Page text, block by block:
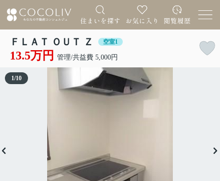
ＦＬＡＴ ＯＵＴ Ｚ 空室1
13.5万円 管理/共益費 5,000円
1/10